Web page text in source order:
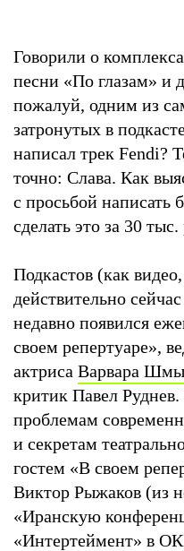
Говорили о
песни «По глазам» и
пожалуй, одним из
затронутых в
написал трек Fendi?
точно: Слава. Как
с просьбой написать
сделать это за 30
Подкастов (как
действительно
недавно появился
своем репертуаре»,
актриса Варвара
критик Павел
проблемам
и секретам
гостем «В своем
Виктор Рыжаков (из
«Иранскую
«Интертеймент» в